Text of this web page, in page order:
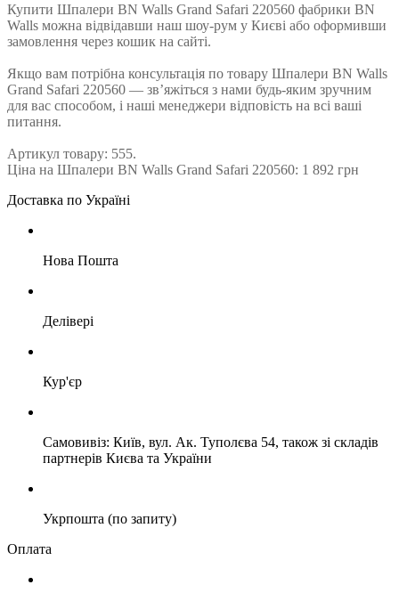
Купити Шпалери BN Walls Grand Safari 220560 фабрики BN
Walls можна відвідавши наш шоу-рум у Києві або оформивши
замовлення через кошик на сайті.
Якщо вам потрібна консультація по товару Шпалери BN Walls
Grand Safari 220560 — зв’яжіться з нами будь-яким зручним
для вас способом, і наші менеджери відповість на всі ваші
питання.
Артикул товару: 555.
Ціна на Шпалери BN Walls Grand Safari 220560: 1 892 грн
Доставка по Україні
Нова Пошта
Делівері
Кур'єр
Самовивіз: Київ, вул. Ак. Туполєва 54, також зі складів
партнерів Києва та України
Укрпошта (по запиту)
Оплата